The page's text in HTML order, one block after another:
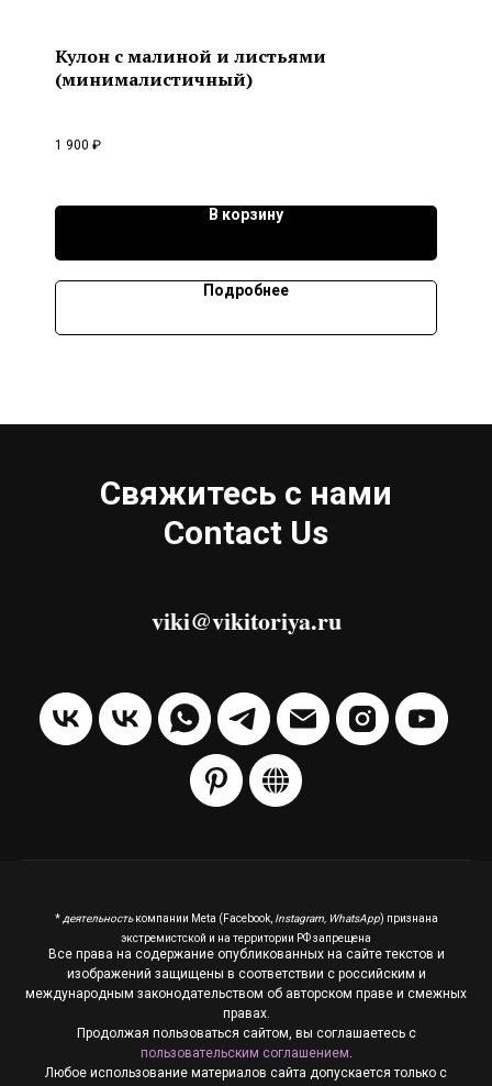
Кулон с малиной и листьями
(минималистичный)
1 900 ₽
В корзину
Подробнее
Свяжитесь с нами
Contact Us
viki@vikitoriya.ru
* деятельностькомпании Meta (Facebook, Instagram, WhatsApp) признана
экстремистской и на территории РФ запрещена
Все права на содержание опубликованных на сайте текстов и
изображений защищены в соответствии с российским и
международным законодательством об авторском праве и смежных
правах.
Продолжая пользоваться сайтом, вы соглашаетесь с
пользовательским соглашением
Любое использование материалов сайта допускается только с